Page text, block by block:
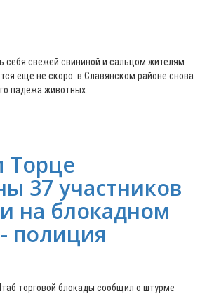
себя свежей свининой и сальцом жителям
еще не скоро: в Славянском районе снова
падежа животных.
Торце
37 участников
на блокадном
полиция
торговой блокады сообщил о штурме